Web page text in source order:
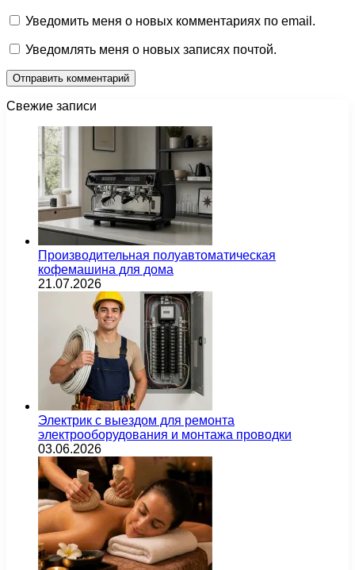
Уведомить меня о новых комментариях по email.
Уведомлять меня о новых записях почтой.
Свежие записи
Производительная полуавтоматическая
кофемашина для дома
21.07.2026
Электрик с выездом для ремонта
электрооборудования и монтажа проводки
03.06.2026